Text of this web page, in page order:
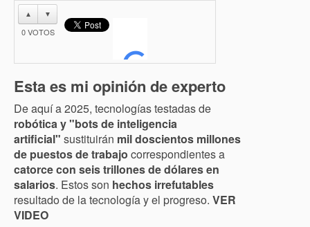
▲ ▼
0VOTOS
Esta es mi opinión de experto
De aquí a 2025, tecnologías testadas de
robótica y "bots de inteligencia
artificial" sustituirán mil doscientos millones
de puestos de trabajo correspondientes a
catorce con seis trillones de dólares en
salarios. Estos son hechos irrefutables
resultado de la tecnología y el progreso. VER
VIDEO